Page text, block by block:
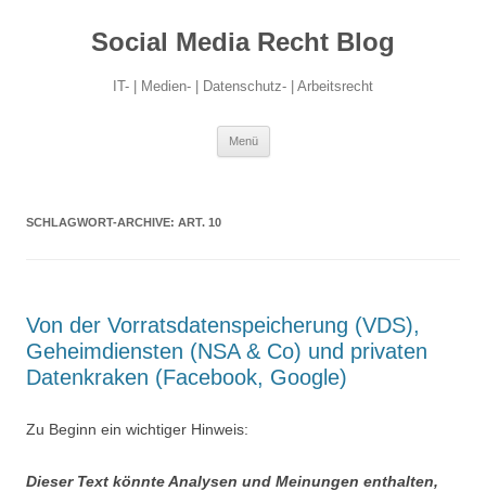
Social Media Recht Blog
IT- | Medien- | Datenschutz- | Arbeitsrecht
Menü
SCHLAGWORT-ARCHIVE: ART. 10
Von der Vorratsdatenspeicherung (VDS),
Geheimdiensten (NSA & Co) und privaten
Datenkraken (Facebook, Google)
Zu Beginn ein wichtiger Hinweis:
Dieser Text könnte Analysen und Meinungen enthalten,